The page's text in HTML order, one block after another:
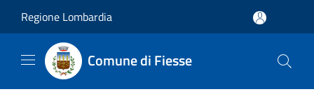
Regione Lombardia
Comune di Fiesse